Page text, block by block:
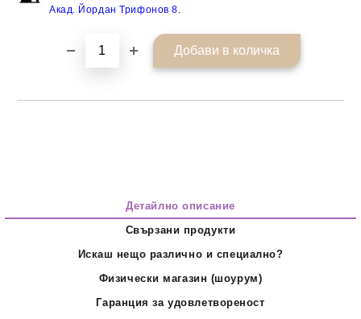
Акад. Йордан Трифонов 8
Детайлно описание
Свързани продукти
Искаш нещо различно и специално?
Физически магазин (шоурум)
Гаранция за удовлетвореност